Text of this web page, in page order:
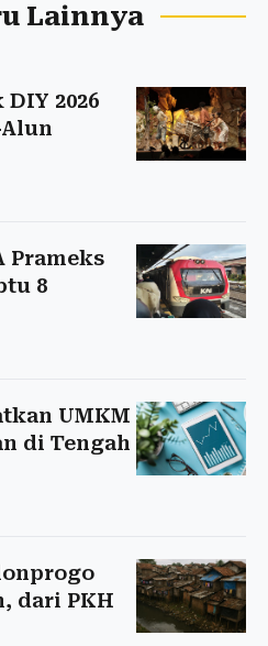
Lainnya
2026
Prameks
8
UMKM
di Tengah
dari PKH